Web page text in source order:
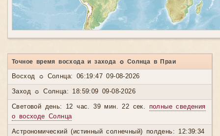
Точное время восхода и захода ☼ Солнца в Праи
Восход ☼ Солнца: 06:19:47 09-08-2026
Заход ☼ Солнца: 18:59:09 09-08-2026
Световой день: 12 час. 39 мин. 22 сек. полные сведения
о восходе Солнца
Астрономический (истинный солнечный) полдень: 12:39:34